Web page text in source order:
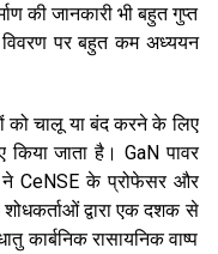
की जानकारी भी बहुत गुप्त
पर बहुत कम अध्ययन
को चालू या बंद करने के लिए
जाता है। GaN पावर
ने CeNSE के प्रोफेसर और
शोधकर्ताओं द्वारा एक दशक से
रासायनिक वाष्प